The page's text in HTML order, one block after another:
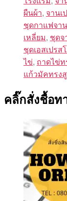
ผืนผ้า, จานเ
ชุดกาแฟจา
เหลี่ยม, ชุดจ
ชุดเอสเปรส
ไข่, ถาดไข่
แก้วมัคทรง
คลิ๊กสั่งชื้อท